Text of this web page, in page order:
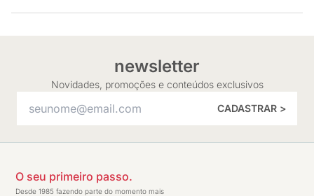
newsletter
Novidades, promoções e conteúdos exclusivos
CADASTRAR >
O seu primeiro passo.
Desde 1985 fazendo parte do momento mais